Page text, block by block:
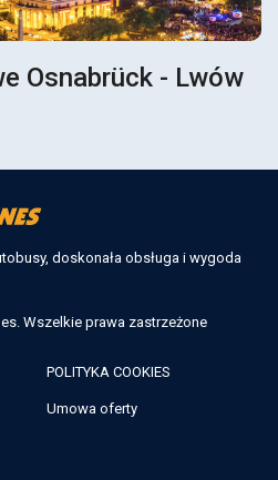
Osnabrück - Lwów
doskonała obsługa i wygoda
Wszelkie prawa zastrzeżone
POLITYKA COOKIES
Umowa oferty